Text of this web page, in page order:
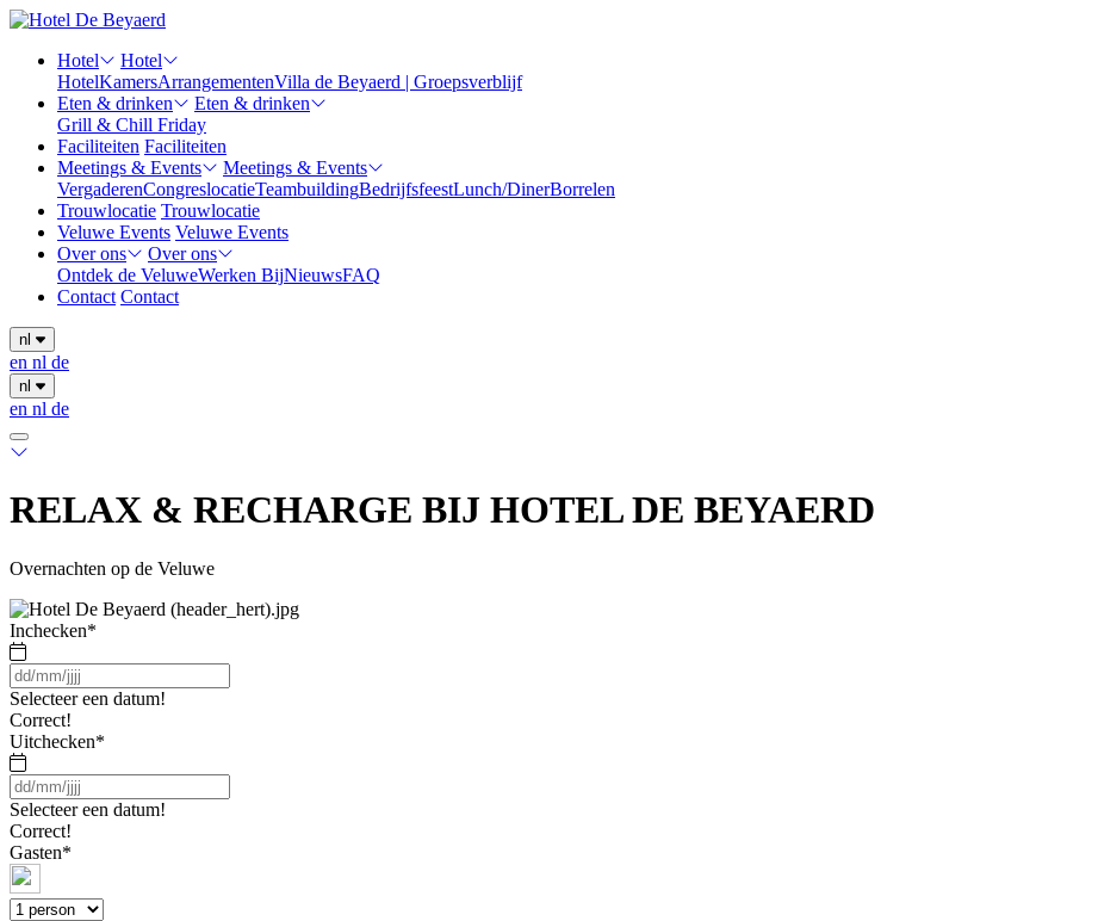
Hotel
Hotel
HotelKamersArrangementenVilla de Beyaerd | Groepsverblijf
Eten & drinken
Eten & drinken
Grill & Chill Friday
Faciliteiten Faciliteiten
Meetings & Events
Meetings & Events
VergaderenCongreslocatieTeambuildingBedrijfsfeestLunch/DinerBorrelen
Trouwlocatie Trouwlocatie
Veluwe Events Veluwe Events
Over ons
Over ons
Ontdek de VeluweWerken BijNieuwsFAQ
Contact Contact
nl
en nl de
nl
en nl de
RELAX & RECHARGE BIJ HOTEL DE BEYAERD
Overnachten op de Veluwe
Inchecken*
Selecteer een datum!
Correct!
Uitchecken*
Selecteer een datum!
Correct!
Gasten*